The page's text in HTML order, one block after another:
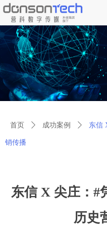
东信 X 尖庄：#
历史
首页 ꄲ 成功案例 ꄲ 东信
销传播